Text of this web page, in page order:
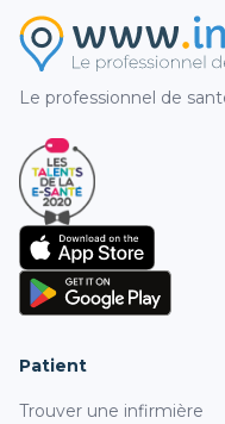
Le professionnel de
Patient
Trouver une infirmière